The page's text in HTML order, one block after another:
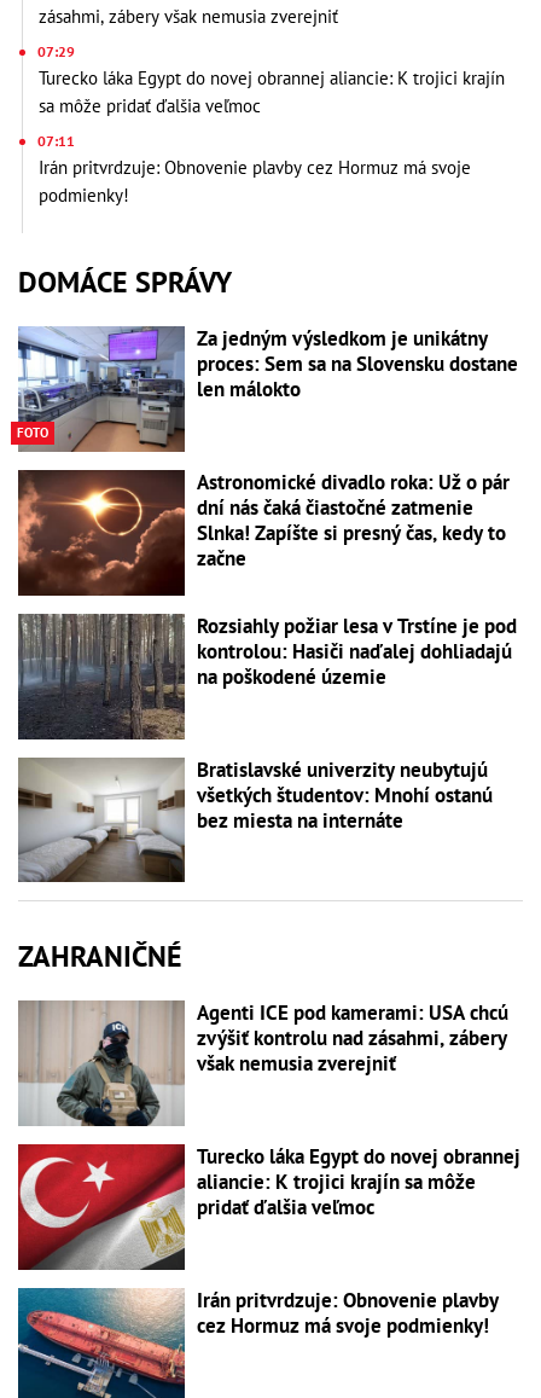
zásahmi, zábery však nemusia zverejniť
07:29
Turecko láka Egypt do novej obrannej aliancie: K trojici krajín
sa môže pridať ďalšia veľmoc
07:11
Irán pritvrdzuje: Obnovenie plavby cez Hormuz má svoje
podmienky!
DOMÁCE SPRÁVY
FOTO
Za jedným výsledkom je unikátny
proces: Sem sa na Slovensku dostane
len málokto
Astronomické divadlo roka: Už o pár
dní nás čaká čiastočné zatmenie
Slnka! Zapíšte si presný čas, kedy to
začne
Rozsiahly požiar lesa v Trstíne je pod
kontrolou: Hasiči naďalej dohliadajú
na poškodené územie
Bratislavské univerzity neubytujú
všetkých študentov: Mnohí ostanú
bez miesta na internáte
ZAHRANIČNÉ
Agenti ICE pod kamerami: USA chcú
zvýšiť kontrolu nad zásahmi, zábery
však nemusia zverejniť
Turecko láka Egypt do novej obrannej
aliancie: K trojici krajín sa môže
pridať ďalšia veľmoc
Irán pritvrdzuje: Obnovenie plavby
cez Hormuz má svoje podmienky!